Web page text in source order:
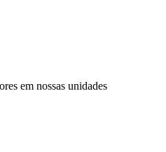
em nossas unidades